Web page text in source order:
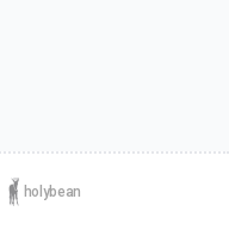
holybean